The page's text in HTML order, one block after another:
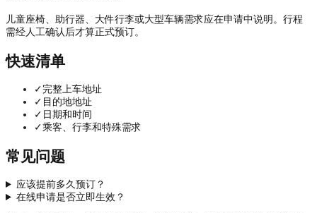
儿童座椅、助行器、大件行李或大型车辆需求应在申请中说明。行程
需经人工确认后才算正式预订。
快速清单
✓完整上车地址
✓ 目的地地址
✓ 日期和时间
✓乘客、行李和特殊需求
常见问题
应该提前多久预订？
在线申请是否立即生效？